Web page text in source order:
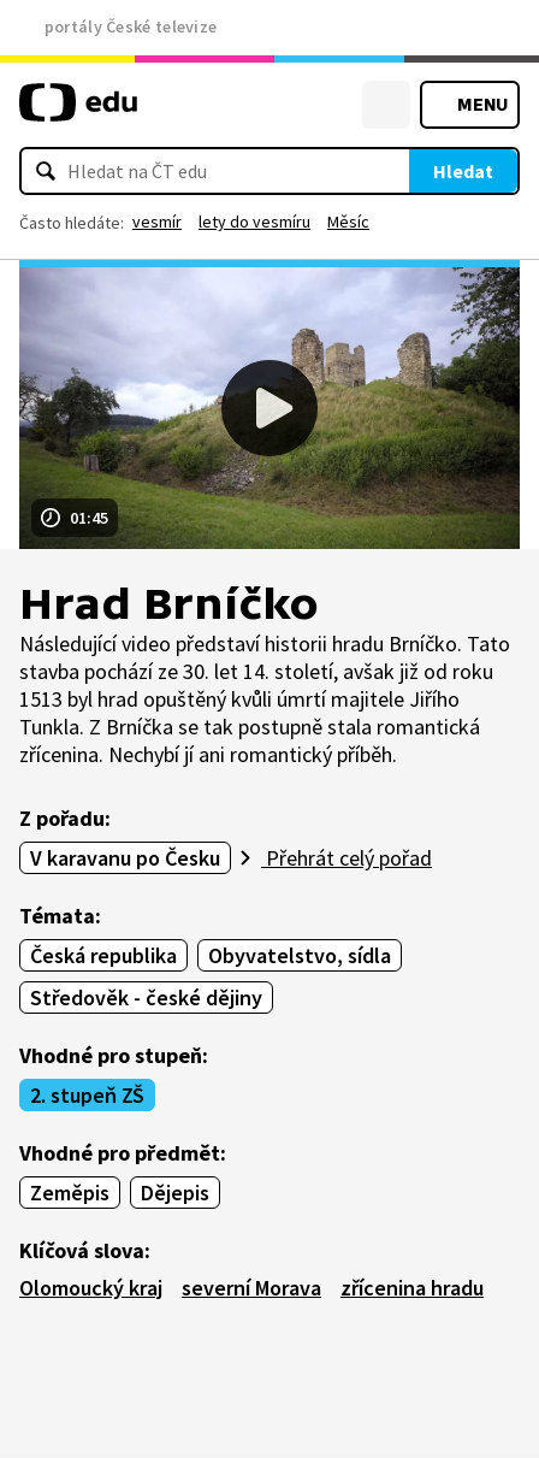
portály České televize
MENU
Hledat
Často hledáte: vesmír lety do vesmíru Měsíc
01:45
Hrad Brníčko
Následující video představí historii hradu Brníčko. Tato
stavba pochází ze 30. let 14. století, avšak již od roku
1513 byl hrad opuštěný kvůli úmrtí majitele Jiřího
Tunkla. Z Brníčka se tak postupně stala romantická
zřícenina. Nechybí jí ani romantický příběh.
Z pořadu:
V karavanu po Česku
Přehrát celý pořad
Témata:
Česká republika
Obyvatelstvo, sídla
Středověk - české dějiny
Vhodné pro stupeň:
2. stupeň ZŠ
Vhodné pro předmět:
Zeměpis
Dějepis
Klíčová slova:
Olomoucký kraj
severní Morava zřícenina hradu